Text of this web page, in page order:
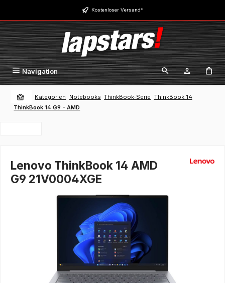
Zum Hauptinhalt springen Kostenloser Versand*
Navigation
Kategorien Notebooks ThinkBook-Serie ThinkBook 14
ThinkBook 14 G9 - AMD
Lenovo ThinkBook 14 AMD
G9 21V0004XGE
Bildergalerie überspringen